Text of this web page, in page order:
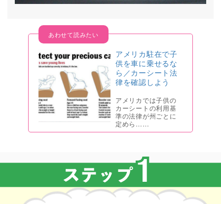
アメリカ駐在で子
供を車に乗せるな
ら／カーシート法
律を確認しよう
アメリカでは子供の
カーシートの利用基
準の法律が州ごとに
定めら……